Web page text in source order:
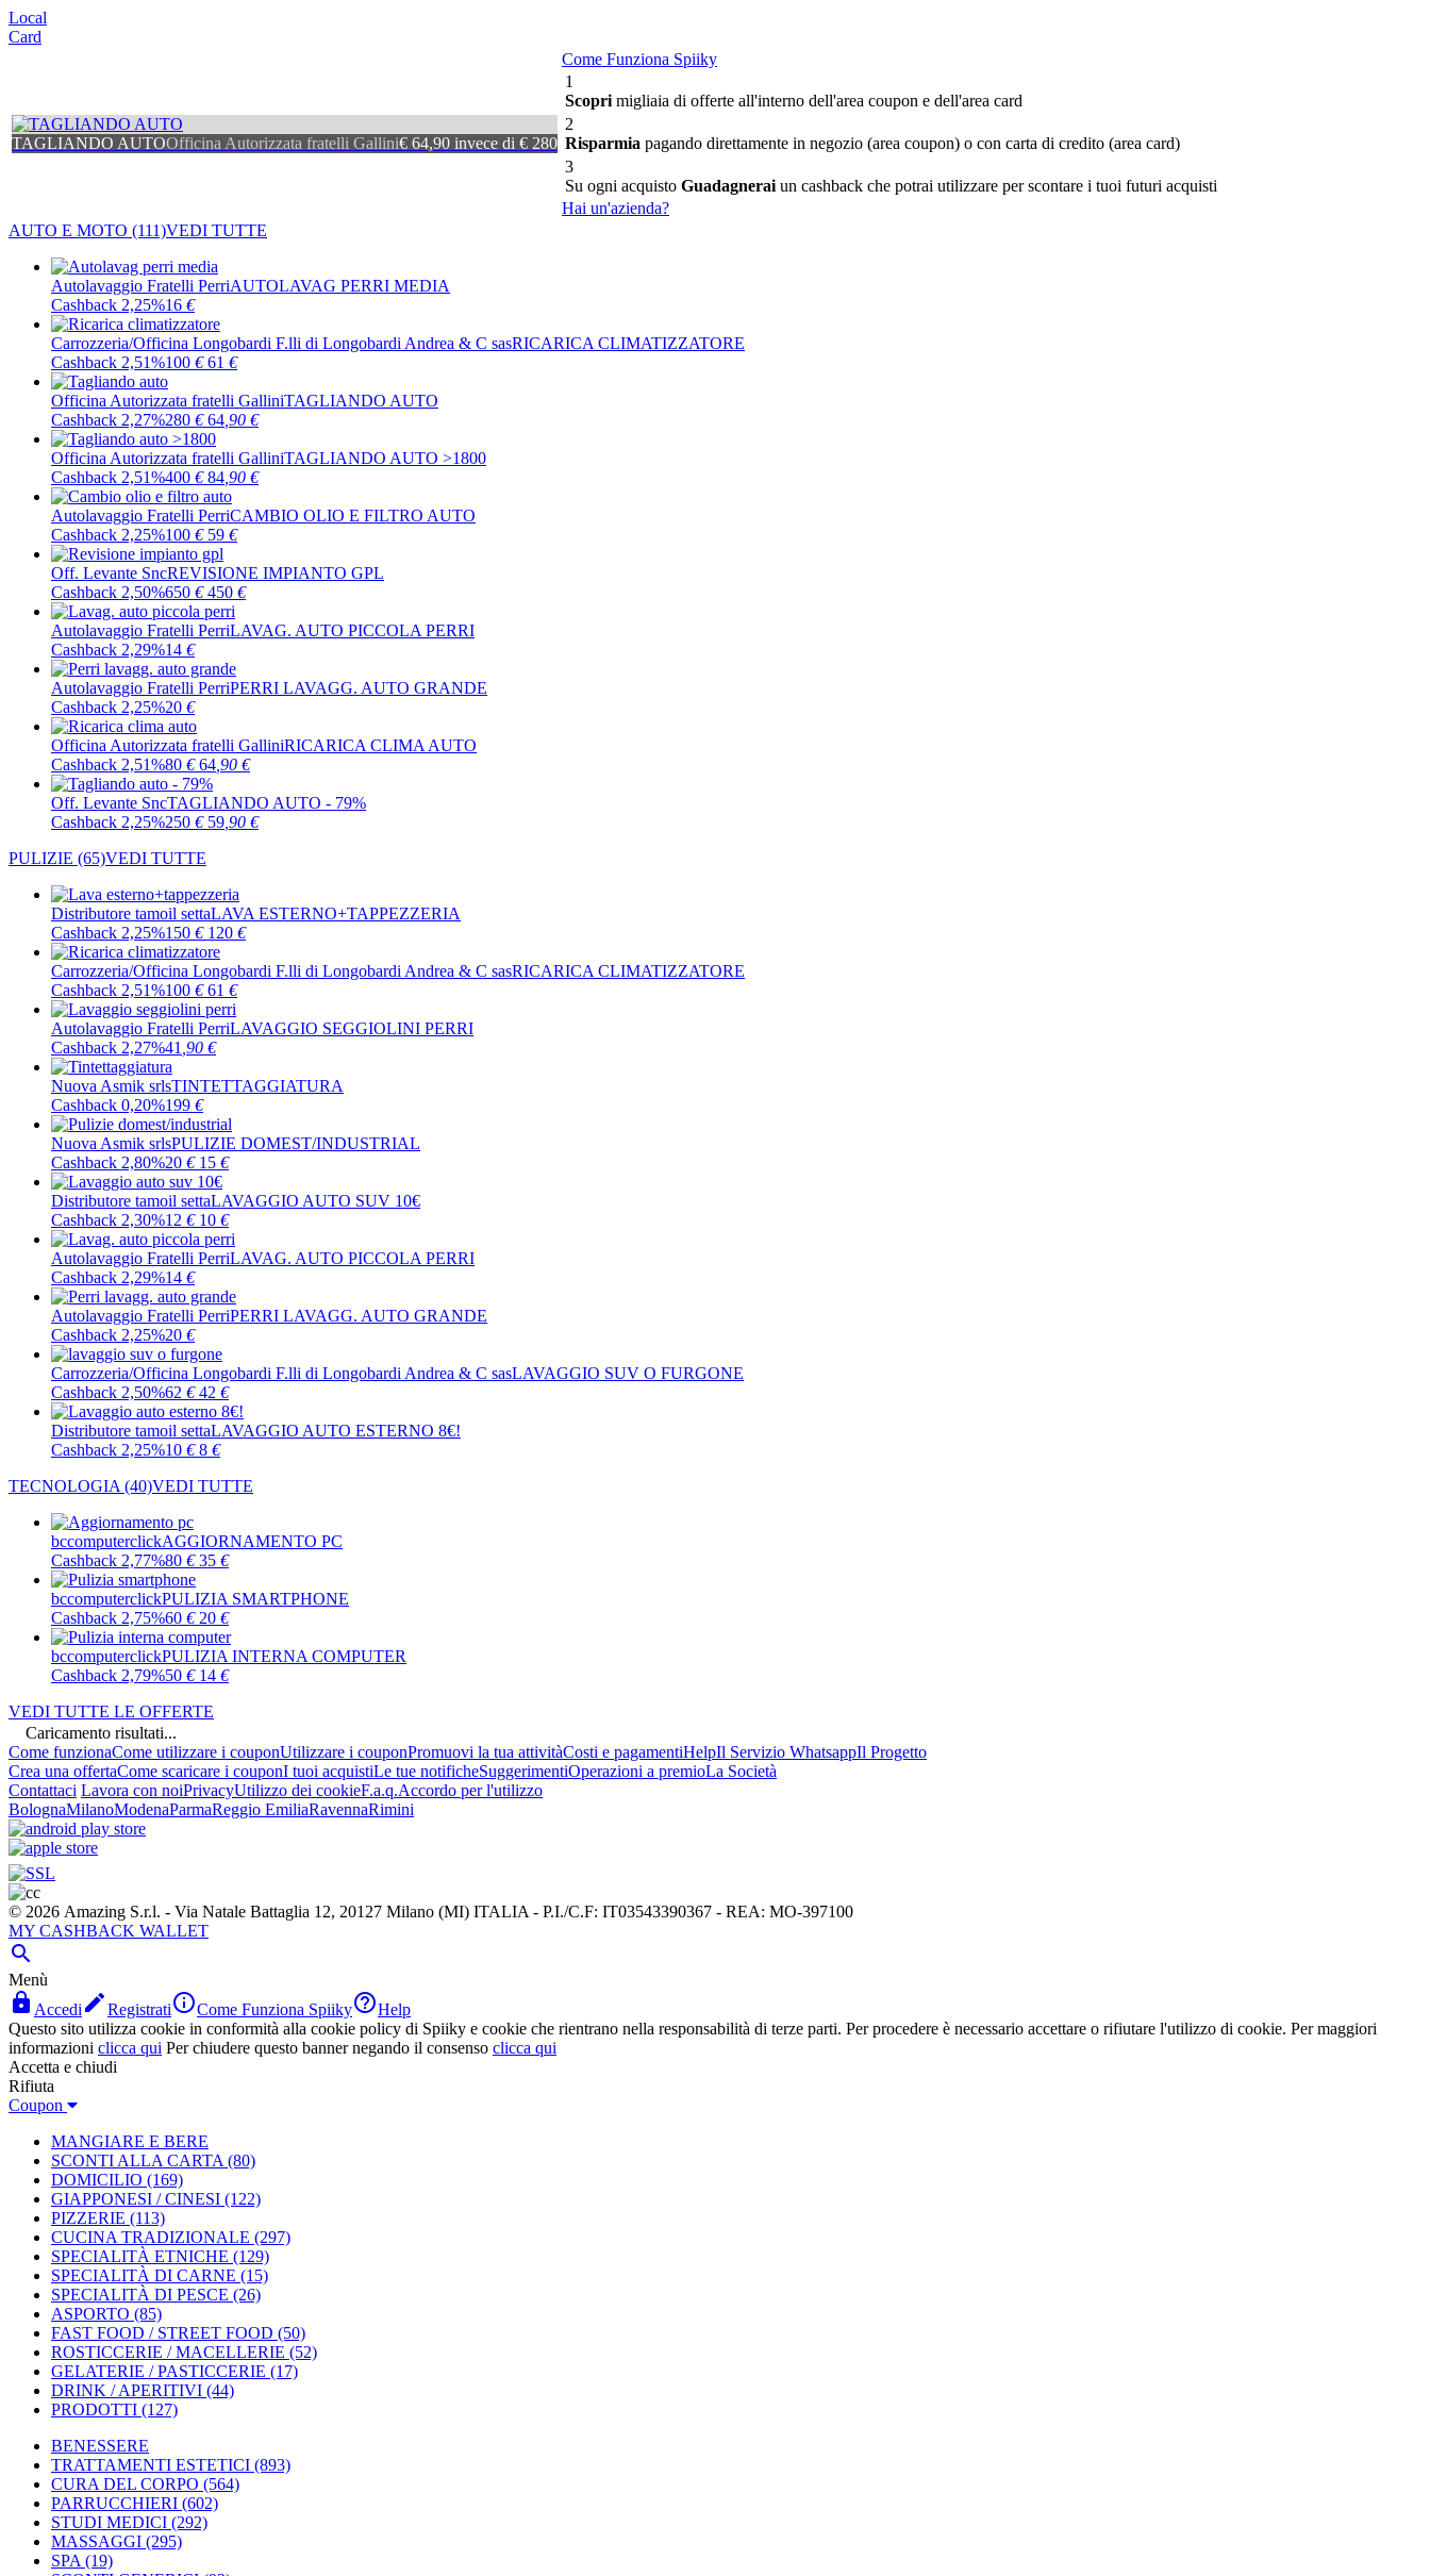
Local
Card
TAGLIANDO AUTOOfficina Autorizzata fratelli Gallini€ 64,90 invece di € 280
Come Funziona Spiiky
1
Scopri migliaia di offerte all'interno dell'area coupon e dell'area card
2
Risparmia pagando direttamente in negozio (area coupon) o con carta di credito (area card)
3
Su ogni acquisto Guadagnerai un cashback che potrai utilizzare per scontare i tuoi futuri acquisti
Hai un'azienda?
AUTO E MOTO (111)VEDI TUTTE
Autolavaggio Fratelli PerriAUTOLAVAG PERRI MEDIA
Cashback 2,25%16 €
Carrozzeria/Officina Longobardi F.lli di Longobardi Andrea & C sasRICARICA CLIMATIZZATORE
Cashback 2,51%100 € 61 €
Officina Autorizzata fratelli GalliniTAGLIANDO AUTO
Cashback 2,27%280 € 64 ,90 €
Officina Autorizzata fratelli GalliniTAGLIANDO AUTO >1800
Cashback 2,51%400 € 84 ,90 €
Autolavaggio Fratelli PerriCAMBIO OLIO E FILTRO AUTO
Cashback 2,25%100 € 59 €
Off. Levante SncREVISIONE IMPIANTO GPL
Cashback 2,50%650 € 450 €
Autolavaggio Fratelli PerriLAVAG. AUTO PICCOLA PERRI
Cashback 2,29%14 €
Autolavaggio Fratelli PerriPERRI LAVAGG. AUTO GRANDE
Cashback 2,25%20 €
Officina Autorizzata fratelli GalliniRICARICA CLIMA AUTO
Cashback 2,51%80 € 64 ,90 €
Off. Levante SncTAGLIANDO AUTO - 79%
Cashback 2,25%250 € 59 ,90 €
PULIZIE (65)VEDI TUTTE
Distributore tamoil settaLAVA ESTERNO+TAPPEZZERIA
Cashback 2,25%150 € 120 €
Carrozzeria/Officina Longobardi F.lli di Longobardi Andrea & C sasRICARICA CLIMATIZZATORE
Cashback 2,51%100 € 61 €
Autolavaggio Fratelli PerriLAVAGGIO SEGGIOLINI PERRI
Cashback 2,27%41 ,90 €
Nuova Asmik srlsTINTETTAGGIATURA
Cashback 0,20%199 €
Nuova Asmik srlsPULIZIE DOMEST/INDUSTRIAL
Cashback 2,80%20 € 15 €
Distributore tamoil settaLAVAGGIO AUTO SUV 10€
Cashback 2,30%12 € 10 €
Autolavaggio Fratelli PerriLAVAG. AUTO PICCOLA PERRI
Cashback 2,29%14 €
Autolavaggio Fratelli PerriPERRI LAVAGG. AUTO GRANDE
Cashback 2,25%20 €
Carrozzeria/Officina Longobardi F.lli di Longobardi Andrea & C sasLAVAGGIO SUV O FURGONE
Cashback 2,50%62 € 42 €
Distributore tamoil settaLAVAGGIO AUTO ESTERNO 8€!
Cashback 2,25%10 € 8 €
TECNOLOGIA (40)VEDI TUTTE
bccomputerclickAGGIORNAMENTO PC
Cashback 2,77%80 € 35 €
bccomputerclickPULIZIA SMARTPHONE
Cashback 2,75%60 € 20 €
bccomputerclickPULIZIA INTERNA COMPUTER
Cashback 2,79%50 € 14 €
VEDI TUTTE LE OFFERTE
Caricamento risultati...
Come funzionaCome utilizzare i couponUtilizzare i couponPromuovi la tua attivitàCosti e pagamentiHelpIl Servizio WhatsappIl Progetto
Crea una offertaCome scaricare i couponI tuoi acquistiLe tue notificheSuggerimentiOperazioni a premioLa Società
Contattaci Lavora con noiPrivacyUtilizzo dei cookieF.a.q.Accordo per l'utilizzo
BolognaMilanoModenaParmaReggio EmiliaRavennaRimini
© 2026 Amazing S.r.l. - Via Natale Battaglia 12, 20127 Milano (MI) ITALIA - P.I./C.F: IT03543390367 - REA: MO-397100
MY CASHBACK WALLET

Menù
 Accedi RegistratiCome Funziona SpiikyHelp
Questo sito utilizza cookie in conformità alla cookie policy di Spiiky e cookie che rientrano nella responsabilità di terze parti. Per procedere è necessario accettare o rifiutare l'utilizzo di cookie. Per maggiori
informazioni clicca qui Per chiudere questo banner negando il consenso clicca qui
Accetta e chiudi
Rifiuta
Coupon
MANGIARE E BERE
SCONTI ALLA CARTA (80)
DOMICILIO (169)
GIAPPONESI / CINESI (122)
PIZZERIE (113)
CUCINA TRADIZIONALE (297)
SPECIALITÀ ETNICHE (129)
SPECIALITÀ DI CARNE (15)
SPECIALITÀ DI PESCE (26)
ASPORTO (85)
FAST FOOD / STREET FOOD (50)
ROSTICCERIE / MACELLERIE (52)
GELATERIE / PASTICCERIE (17)
DRINK / APERITIVI (44)
PRODOTTI (127)
BENESSERE
TRATTAMENTI ESTETICI (893)
CURA DEL CORPO (564)
PARRUCCHIERI (602)
STUDI MEDICI (292)
MASSAGGI (295)
SPA (19)